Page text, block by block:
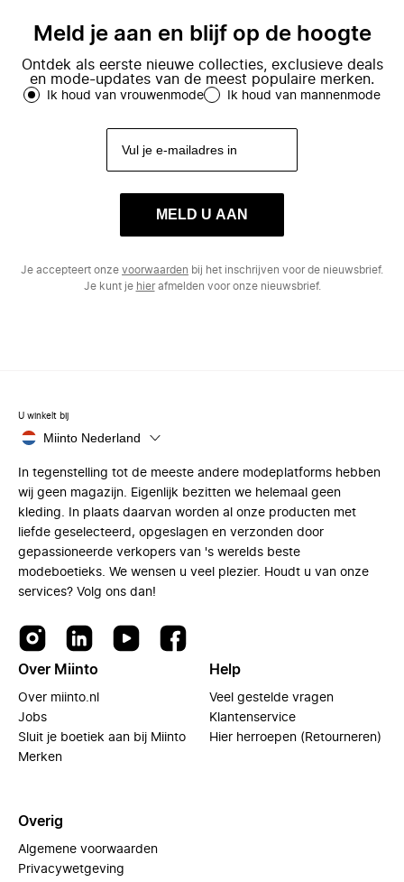
Meld je aan en blijf op de hoogte
Ontdek als eerste nieuwe collecties, exclusieve deals
en mode-updates van de meest populaire merken.
Ik houd van vrouwenmode Ik houd van mannenmode
MELD U AAN
Je accepteert onze voorwaarden bij het inschrijven voor de nieuwsbrief.
Je kunt je hierafmelden voor onze nieuwsbrief.
U winkelt bij
Miinto Nederland
In tegenstelling tot de meeste andere modeplatforms hebben
wij geen magazijn. Eigenlijk bezitten we helemaal geen
kleding. In plaats daarvan worden al onze producten met
liefde geselecteerd, opgeslagen en verzonden door
gepassioneerde verkopers van 's werelds beste
modeboetieks. We wensen u veel plezier. Houdt u van onze
services? Volg ons dan!
Over Miinto
Over miinto.nl
Jobs
Sluit je boetiek aan bij Miinto
Merken
Help
Veel gestelde vragen
Klantenservice
Hier herroepen (Retourneren)
Overig
Algemene voorwaarden
Privacywetgeving